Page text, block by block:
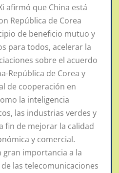
afirmó que China está
República de Corea
de beneficio mutuo y
para todos, acelerar la
sobre el acuerdo
República de Corea y
de cooperación en
la inteligencia
las industrias verdes y
fin de mejorar la calidad
y comercial.
importancia a la
las telecomunicaciones